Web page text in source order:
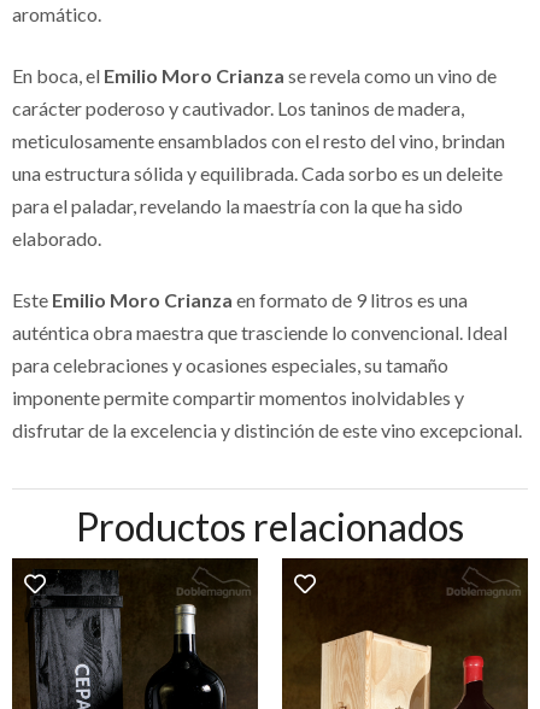
aromático.
En boca, el Emilio Moro Crianza se revela como un vino de
carácter poderoso y cautivador. Los taninos de madera,
meticulosamente ensamblados con el resto del vino, brindan
una estructura sólida y equilibrada. Cada sorbo es un deleite
para el paladar, revelando la maestría con la que ha sido
elaborado.
Este Emilio Moro Crianza en formato de 9 litros es una
auténtica obra maestra que trasciende lo convencional. Ideal
para celebraciones y ocasiones especiales, su tamaño
imponente permite compartir momentos inolvidables y
disfrutar de la excelencia y distinción de este vino excepcional.
Productos relacionados